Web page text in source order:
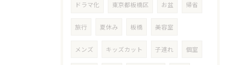
ドラマ化 東京都板橋区 お盆 帰省
旅行 夏休み 板橋 美容室
メンズ キッズカット 子連れ 個室